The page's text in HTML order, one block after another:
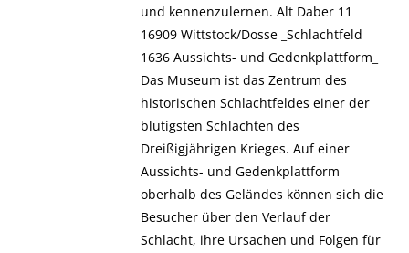
und kennenzulernen. Alt Daber 11
16909 Wittstock/Dosse _Schlachtfeld
1636 Aussichts- und Gedenkplattform_
Das Museum ist das Zentrum des
historischen Schlachtfeldes einer der
blutigsten Schlachten des
Dreißigjährigen Krieges. Auf einer
Aussichts- und Gedenkplattform
oberhalb des Geländes können sich die
Besucher über den Verlauf der
Schlacht, ihre Ursachen und Folgen für